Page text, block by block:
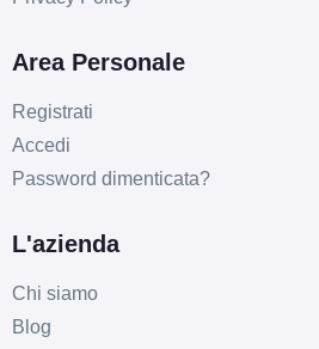
Area Personale
Registrati
Accedi
Password dimenticata?
L'azienda
Chi siamo
Blog